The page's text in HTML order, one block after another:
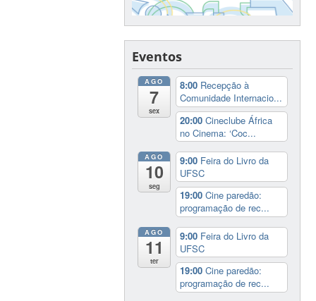
Eventos
AGO
7
sex
8:00 Recepção à
Comunidade Internacio...
20:00Cineclube África
no Cinema: ‘Coc...
AGO
10
seg
9:00 Feira do Livro da
UFSC
19:00Cine paredão:
programação de rec...
AGO
11
ter
9:00 Feira do Livro da
UFSC
19:00Cine paredão:
programação de rec...